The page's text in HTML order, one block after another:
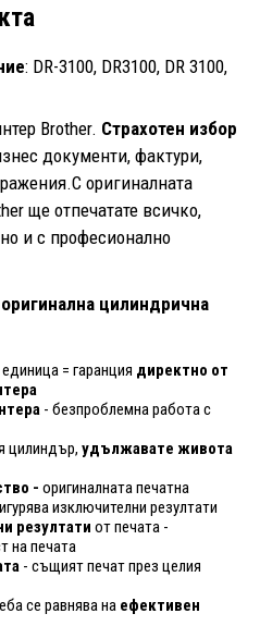
: DR-3100, DR3100, DR 3100,
Brother. Страхотен избор
документи, фактури,
оригиналната
ще отпечатате всичко,
и с професионално
цилиндрична
= гаранция директно от
- безпроблемна работа с
цилиндър, удължавате живота
- оригиналната печатна
изключителни резултати
резултати от печата -
на печата
- същият печат през целия
се равнява на ефективен